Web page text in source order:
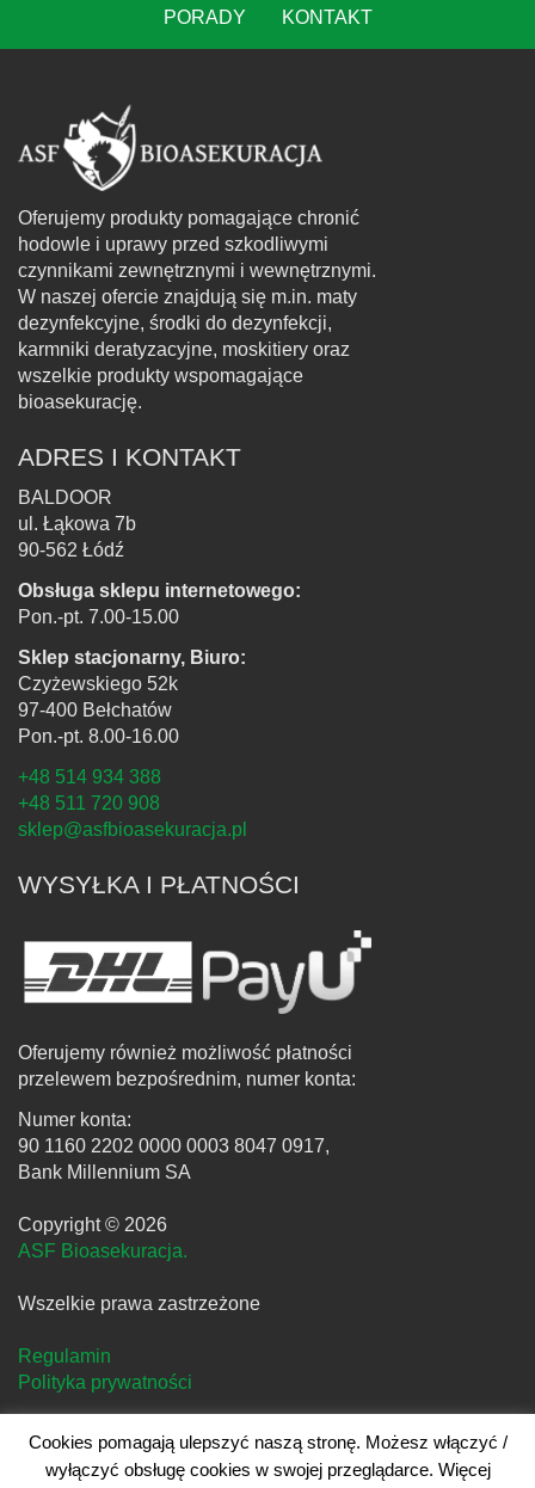
PORADY KONTAKT
Oferujemy produkty pomagające chronić
hodowle i uprawy przed szkodliwymi
czynnikami zewnętrznymi i wewnętrznymi.
W naszej ofercie znajdują się m.in. maty
dezynfekcyjne, środki do dezynfekcji,
karmniki deratyzacyjne, moskitiery oraz
wszelkie produkty wspomagające
bioasekurację.
ADRES I KONTAKT
BALDOOR
ul. Łąkowa 7b
90-562 Łódź
Obsługa sklepu internetowego:
Pon.-pt. 7.00-15.00
Sklep stacjonarny, Biuro:
Czyżewskiego 52k
97-400 Bełchatów
Pon.-pt. 8.00-16.00
+48 514 934 388
+48 511 720 908
sklep@asfbioasekuracja.pl
WYSYŁKA I PŁATNOŚCI
Oferujemy również możliwość płatności
przelewem bezpośrednim, numer konta:
Numer konta:
90 1160 2202 0000 0003 8047 0917,
Bank Millennium SA
Copyright © 2026
ASF Bioasekuracja.
Wszelkie prawa zastrzeżone
Regulamin
Polityka prywatności
Projekt i realizacjaclivio.pl
Cookies pomagają ulepszyć naszą stronę. Możesz włączyć /
wyłączyć obsługę cookies w swojej przeglądarce. Więcej